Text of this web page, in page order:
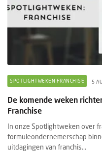
SPOTLIGHTWEKEN FRANCHISE 5
De komende weken
Franchise
In onze Spotlightweken over
formuleondernemerschap
uitdagingen van franchis...